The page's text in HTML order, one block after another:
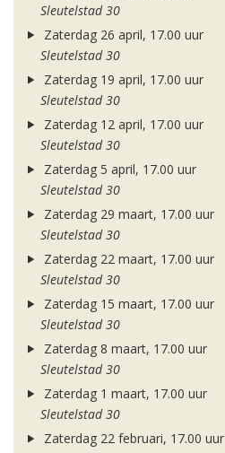
Sleutelstad 30
Zaterdag 26 april, 17.00 uur
Sleutelstad 30
Zaterdag 19 april, 17.00 uur
Sleutelstad 30
Zaterdag 12 april, 17.00 uur
Sleutelstad 30
Zaterdag 5 april, 17.00 uur
Sleutelstad 30
Zaterdag 29 maart, 17.00 uur
Sleutelstad 30
Zaterdag 22 maart, 17.00 uur
Sleutelstad 30
Zaterdag 15 maart, 17.00 uur
Sleutelstad 30
Zaterdag 8 maart, 17.00 uur
Sleutelstad 30
Zaterdag 1 maart, 17.00 uur
Sleutelstad 30
Zaterdag 22 februari, 17.00 uur